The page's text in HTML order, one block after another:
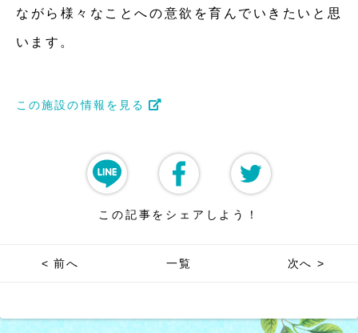
ながら様々なことへの意欲を育んでいきたいと思
います。
この施設の情報を見る
この記事をシェアしよう！
< 前へ 一覧 次へ >